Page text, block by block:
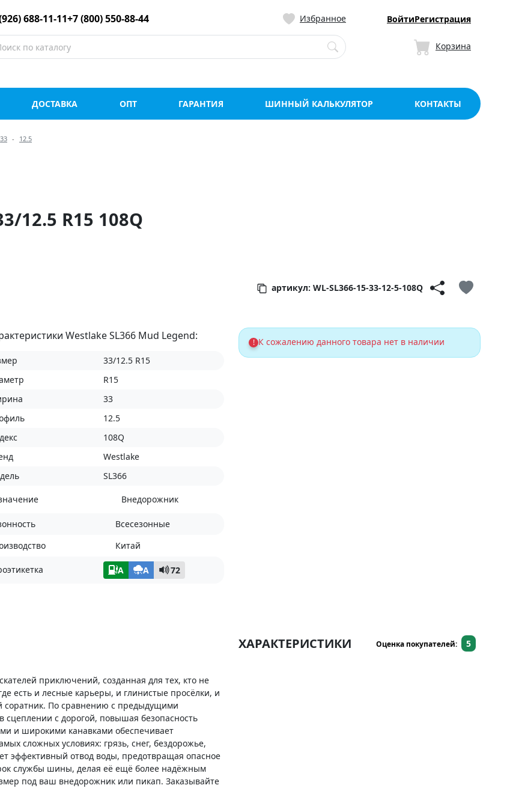
оптом и в розницу со склада в
688-11-11+7 (800) 550-88-44 Избранное ВойтиРегистрация
Корзина
ДОСТАВКА ОПТ ГАРАНТИЯ ШИННЫЙ КАЛЬКУЛЯТОР КОНТАКТЫ
33 12.5
12.5 R15 108Q
артикул: WL-SL366-15-33-12-5-108Q
Westlake SL366 Mud Legend:
33/12.5 R15
R15
33
12.5
108Q
Westlake
SL366
Внедорожник
Всесезонные
Китай
A A 72
! К сожалению данного товара нет в наличии
приключений, созданная для тех, кто не
есть и лесные карьеры, и глинистые просёлки, и
соратник. По сравнению с предыдущими
с дорогой, повышая безопасность
и широкими канавками обеспечивает
сложных условиях: грязь, снег, бездорожье,
эффективный отвод воды, предотвращая опасное
службы шины, делая её ещё более надёжным
под ваш внедорожник или пикап. Заказывайте
ХАРАКТЕРИСТИКИ Оценка покупателей: 5